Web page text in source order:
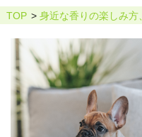
TOP 身近な香りの楽しみ方